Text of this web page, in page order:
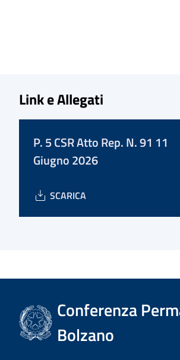
Link e Allegati
P. 5 CSR Atto Rep. N. 91 11
Giugno 2026
SCARICA
Conferenza
Bolzano